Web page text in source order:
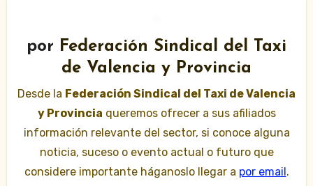
por Federación Sindical del Taxi
de Valencia y Provincia
Desde la Federación Sindical del Taxi de Valencia
y Provincia queremos ofrecer a sus afiliados
información relevante del sector, si conoce alguna
noticia, suceso o evento actual o futuro que
considere importante háganoslo llegar a por email.